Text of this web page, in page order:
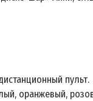
пульт.
оранжевый,